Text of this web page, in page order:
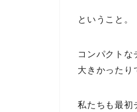
ということ。
コンパクトな
大きかったり
私たちも最初